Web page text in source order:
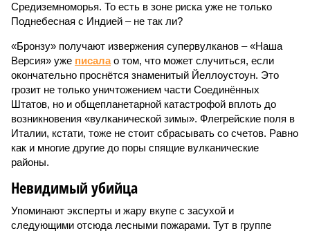
Средиземноморья. То есть в зоне риска уже не только
Поднебесная с Индией – не так ли?
«Бронзу» получают извержения супервулканов – «Наша
Версия» уже писалао том, что может случиться, если
окончательно проснётся знаменитый Йеллоустоун. Это
грозит не только уничтожением части Соединённых
Штатов, но и общепланетарной катастрофой вплоть до
возникновения «вулканической зимы». Флегрейские поля в
Италии, кстати, тоже не стоит сбрасывать со счетов. Равно
как и многие другие до поры спящие вулканические
районы.
Невидимый убийца
Упоминают эксперты и жару вкупе с засухой и
следующими отсюда лесными пожарами. Тут в группе